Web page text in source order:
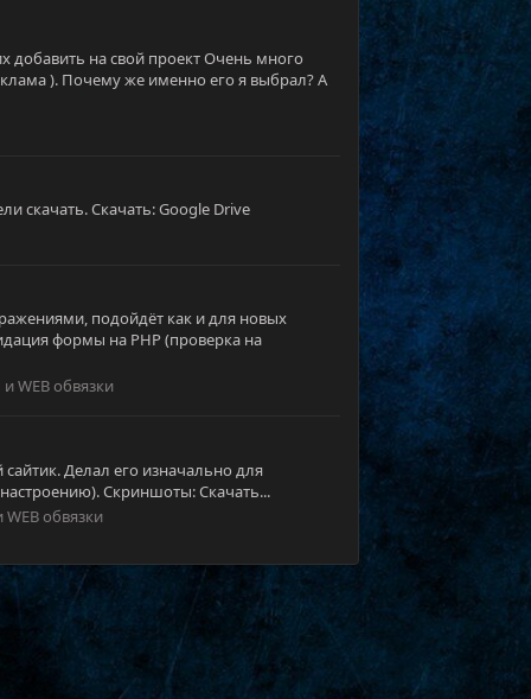
добавить на свой проект Очень много
). Почему же именно его я выбрал? А
скачать. Скачать: Google Drive
подойдёт как и для новых
формы на PHP (проверка на
WEB обвязки
Делал его изначально для
Скриншоты: Скачать...
обвязки